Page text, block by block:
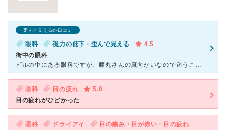
歪んで見えるの口コミ
眼科 視力の低下・歪んで見える
4.5
街中の眼科
ビルの中にある眼科ですが、藤丸さんの真向かいなので迷うことなく辿り着けました。 電話してから向かいましたが、女性の受付の方が明るく丁寧に対応して下さいました。 綺麗で広く明るい待ち合いです。
眼科 目の疲れ
5.0
目の疲れがひどかった
眼科 ドライアイ
目の痛み・目が赤い・目の疲れ